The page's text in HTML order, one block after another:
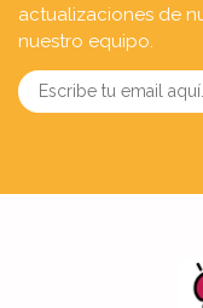
actualizaciones de
nuestro equipo.